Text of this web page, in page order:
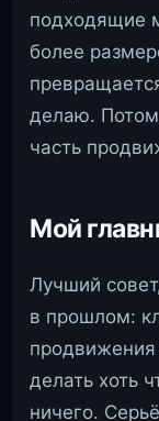
подходящие
более
делаю.
часть
Мой
Лучший
в прошлом:
делать хоть
ничего.